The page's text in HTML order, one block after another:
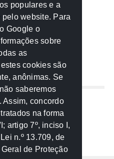
PGE-MT PGR
populares e a
website. Para
Google o
sobre
as
cookies são
anônimas. Se
saberemos
Assim, concordo
na forma
artigo 7º, inciso I,
n.º 13.709, de
de Proteção